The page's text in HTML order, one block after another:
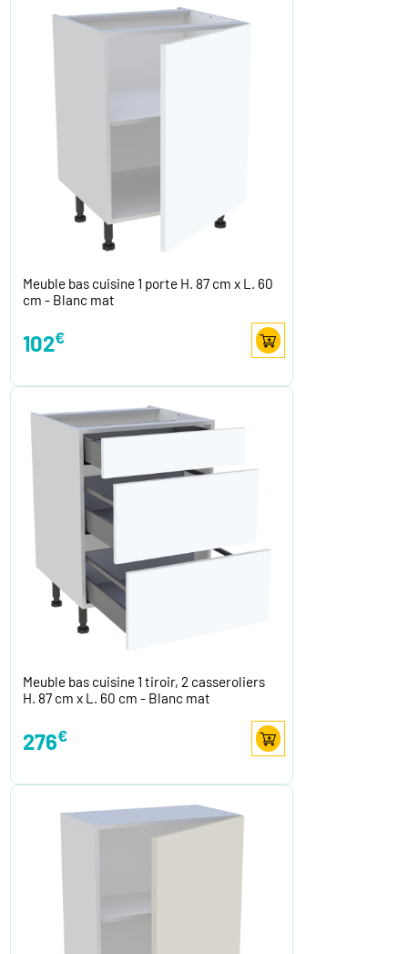
Meuble bas cuisine 1 porte H. 87 cm x L. 60
cm - Blanc mat
102€
Meuble bas cuisine 1 tiroir, 2 casseroliers
H. 87 cm x L. 60 cm - Blanc mat
276€